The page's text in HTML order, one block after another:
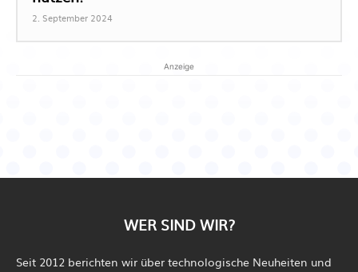
2. September 2024
Anzeige
WER SIND WIR?
Seit 2012 berichten wir über technologische Neuheiten und